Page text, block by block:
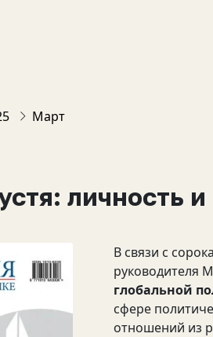
Март
личность
В связи с
руководителя
глобальной
сфере
отношений из